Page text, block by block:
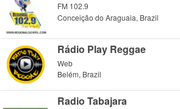
FM 102.9
Conceição do Araguaia, Brazil
Rádio Play Reggae
Web
Belém, Brazil
Radio Tabajara